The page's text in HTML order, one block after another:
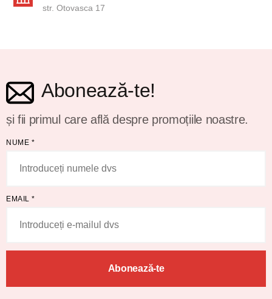
str. Otovasca 17
Abonează-te!
și fii primul care află despre promoțiile noastre.
NUME *
EMAIL *
Abonează-te